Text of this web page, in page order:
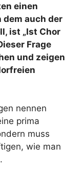
einen
dem auch der
ist „Ist Chor
Frage
und zeigen
nennen
prima
muss
wie man